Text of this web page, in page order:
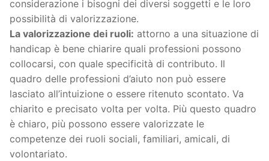
considerazione i bisogni dei diversi soggetti e le loro
possibilità di valorizzazione.
La valorizzazione dei ruoli: attorno a una situazione di
handicap è bene chiarire quali professioni possono
collocarsi, con quale specificità di contributo. Il
quadro delle professioni d’aiuto non può essere
lasciato all’intuizione o essere ritenuto scontato. Va
chiarito e precisato volta per volta. Più questo quadro
è chiaro, più possono essere valorizzate le
competenze dei ruoli sociali, familiari, amicali, di
volontariato.